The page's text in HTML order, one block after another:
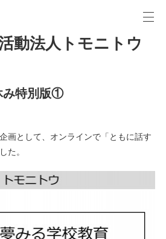
動法人トモニトウ
み特別版①
画として、オンラインで「ともに話す
た。